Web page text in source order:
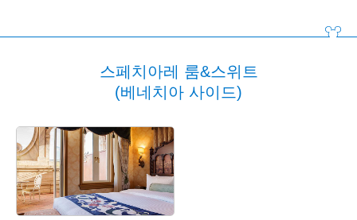
스페치아레 룸&스위트
(베네치아 사이드)